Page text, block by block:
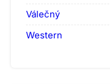
Válečný
Western